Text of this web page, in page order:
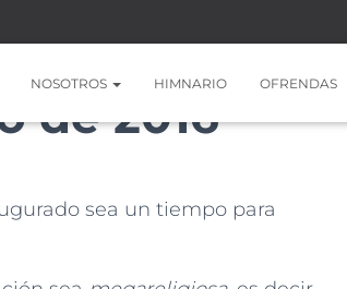
NOSOTROS HIMNARIO OFRENDAS
de 2016
sea un tiempo para